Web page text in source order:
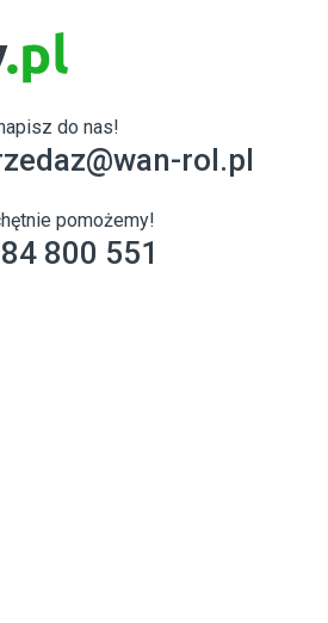
do nas!
rol.pl
pomożemy!
800 551